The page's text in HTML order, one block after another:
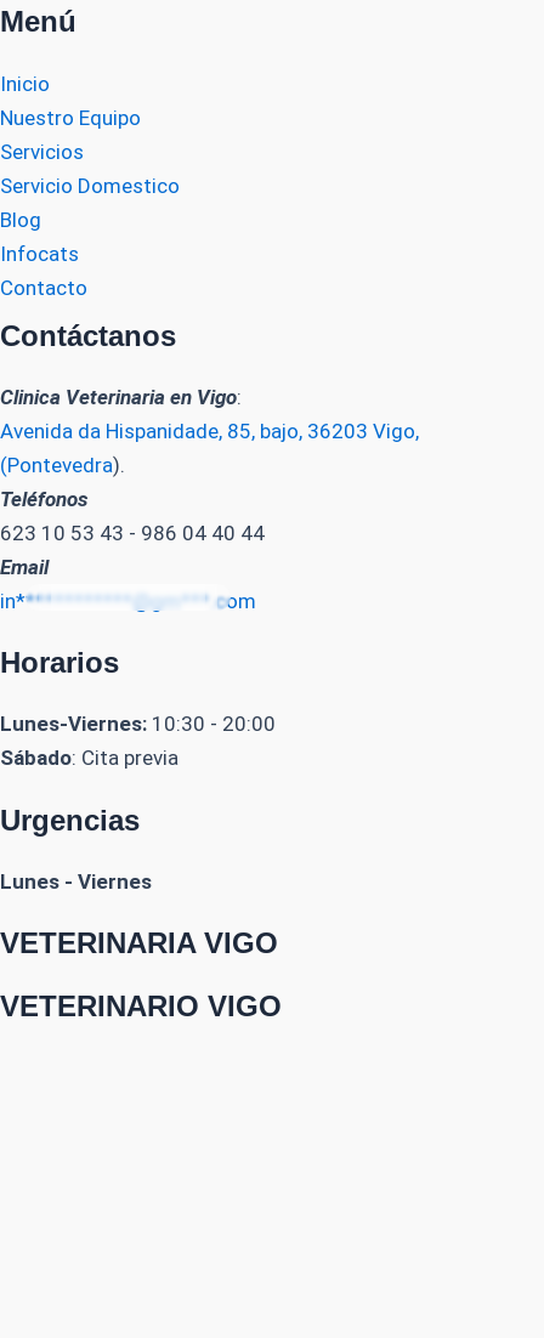
Menú
Inicio
Nuestro Equipo
Servicios
Servicio Domestico
Blog
Infocats
Contacto
Contáctanos
Clinica Veterinaria en Vigo:
Avenida da Hispanidade, 85, bajo, 36203 Vigo,
(Pontevedra).
Teléfonos
623 10 53 43 - 986 04 40 44
Email
in************@gm***.com
Horarios
Lunes-Viernes: 10:30 - 20:00
Sábado: Cita previa
Urgencias
Lunes - Viernes
VETERINARIA VIGO
VETERINARIO VIGO